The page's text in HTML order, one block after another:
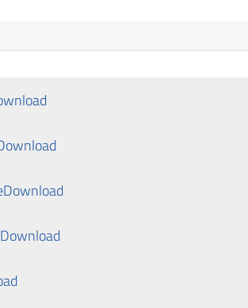
Download
Download